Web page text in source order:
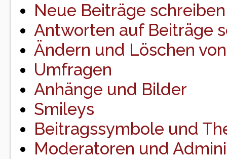
Neue Beiträge schreiben
Antworten auf Beiträge
Ändern und Löschen
Umfragen
Anhänge und Bilder
Smileys
Beitragssymbole und
Moderatoren und